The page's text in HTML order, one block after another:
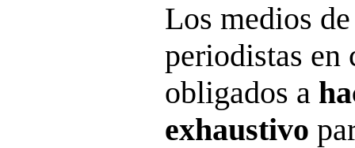
Los medios
periodistas en
obligados a
exhaustivo